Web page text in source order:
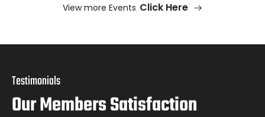
View more Events Click Here
Testimonials
Our Members Satisfaction